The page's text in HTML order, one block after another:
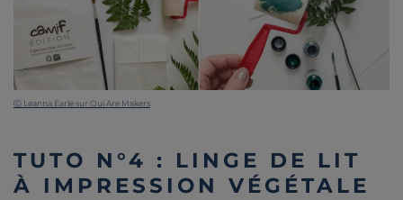
TUTO N°4 : LINGE DE LIT
À IMPRESSION VÉGÉTALE
Ⓒ Leanna Earle sur Oui Are Makers